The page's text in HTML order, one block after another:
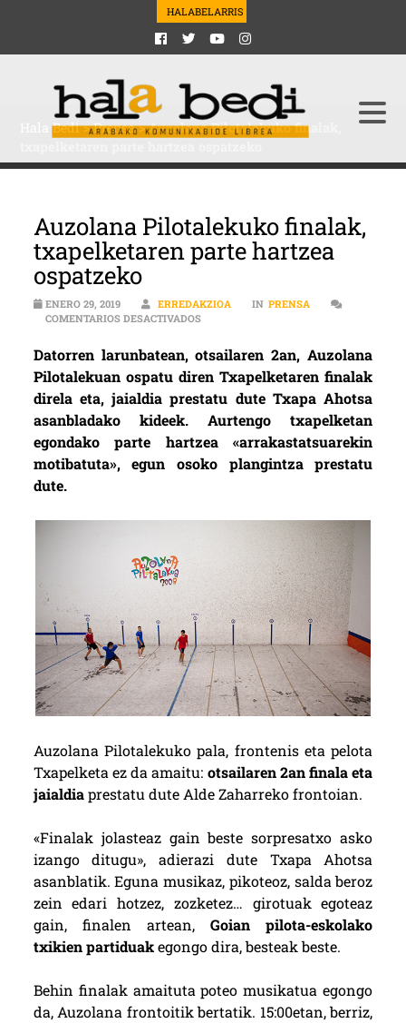
HALABELARRIS
Hala Bedi>Prensa>Auzolana Pilotalekuko finalak,
Auzolana Pilotalekuko finalak,
txapelketaren parte hartzea
ospatzeko
ENERO 29, 2019 ERREDAKZIOA IN PRENSA
COMENTARIOS DESACTIVADOSEN AUZOLANA PILOTALEKUKO FINALAK,
Datorren larunbatean, otsailaren 2an, Auzolana
Pilotalekuan ospatu diren Txapelketaren finalak
direla eta, jaialdia prestatu dute Txapa Ahotsa
asanbladako kideek. Aurtengo txapelketan
egondako parte hartzea «arrakastatsuarekin
motibatuta», egun osoko plangintza prestatu
dute.
Auzolana Pilotalekuko pala, frontenis eta pelota
Txapelketa ez da amaitu: otsailaren 2an finala eta
jaialdiaprestatu dute Alde Zaharreko frontoian.
«Finalak jolasteaz gain beste sorpresatxo asko
izango ditugu», adierazi dute Txapa Ahotsa
asanblatik. Eguna musikaz, pikoteoz, salda beroz
zein edari hotzez, zozketez… girotuak egoteaz
gain, finalen artean,Goian pilota-eskolako
txikien partiduakegongo dira, besteak beste.
Behin finalak amaituta poteo musikatua egongo
da, Auzolana frontoitik bertatik. 15:00etan, berriz,